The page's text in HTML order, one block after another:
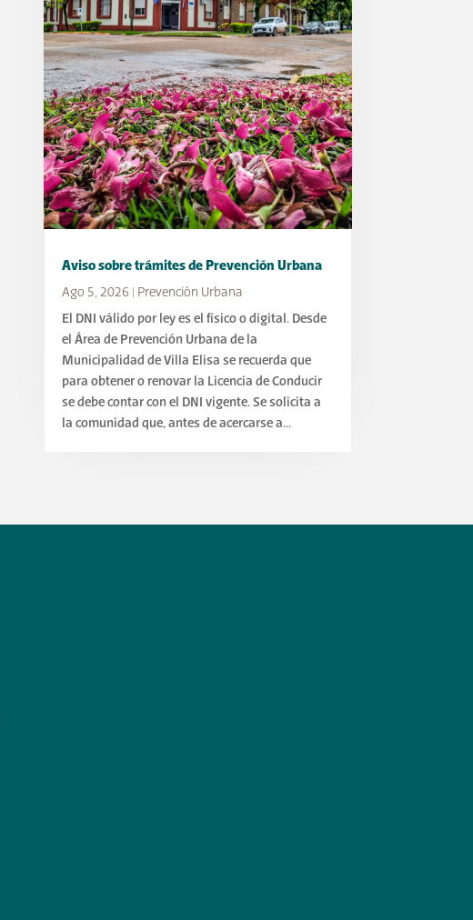
Aviso sobre trámites de Prevención Urbana
Ago 5, 2026
Prevención Urbana
El DNI válido por ley es el físico o digital. Desde
el Área de Prevención Urbana de la
Municipalidad de Villa Elisa se recuerda que
para obtener o renovar la Licencia de Conducir
se debe contar con el DNI vigente. Se solicita a
la comunidad que, antes de acercarse a...